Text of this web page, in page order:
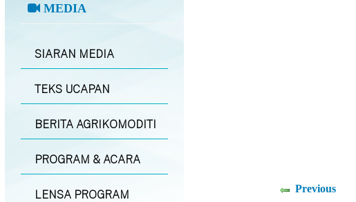
MEDIA
SIARAN MEDIA
TEKS UCAPAN
BERITA AGRIKOMODITI
PROGRAM & ACARA
LENSA PROGRAM Previous